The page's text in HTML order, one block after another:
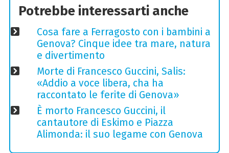
Potrebbe interessarti anche
Cosa fare a Ferragosto con i bambini a
Genova? Cinque idee tra mare, natura
e divertimento
Morte di Francesco Guccini, Salis:
«Addio a voce libera, cha ha
raccontato le ferite di Genova»
È morto Francesco Guccini, il
cantautore di Eskimo e Piazza
Alimonda: il suo legame con Genova